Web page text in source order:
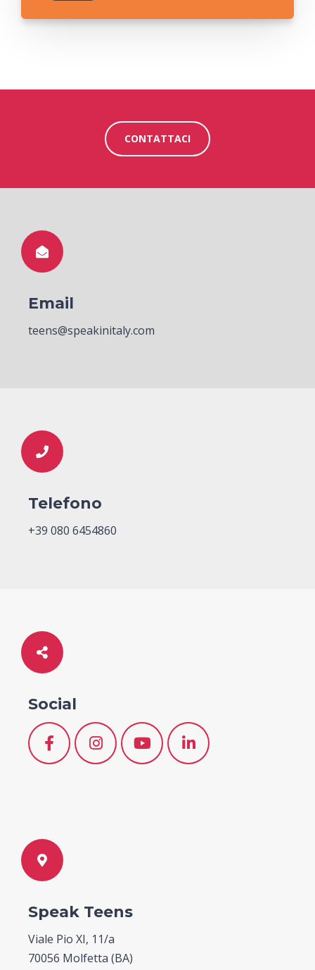
CONTATTACI
Email
teens@speakinitaly.com
Telefono
+39 080 6454860
Social
Speak Teens
Viale Pio XI, 11/a
70056 Molfetta (BA)